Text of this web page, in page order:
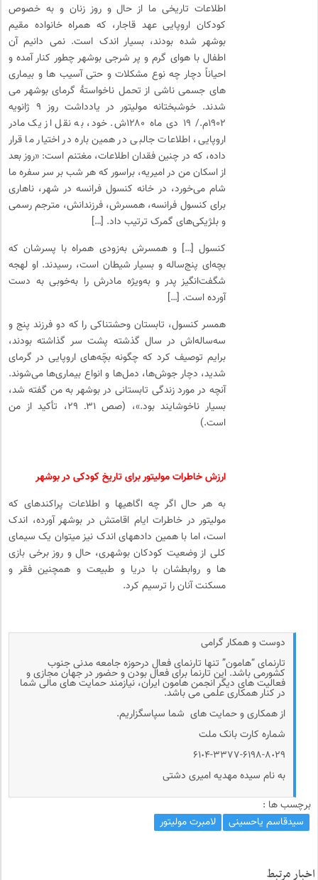
اطلاعات تاریخی ما از حال و روز زنان و به خصوص
کودکان اروپایی عهد قاجار، که همراه خانواده مقیم
بوشهر شده بودند، بسیار اندک است. نمی دانیم آن
اطفال با هوای گرم و پر شرجی بوشهر چطور کنار آمده و
احیاناً دچار چه نوع مشکلات و حتی آسیب ها و بیماری
های جسمی ناشی از تحمل ناخواستۀ گرمای بوشهر می
شدند. خوشبختانه مولیتور در یادداشت روز ۹ ژانویه
۱۹۰۲م./ ۱۹ دی ماه ۱۲۸۰ش. خود، به نقل از یک مادر
اروپایی، اطلاعات جالبی در همین باره در اختیار ما قرار
داده، که در چنین فقدان اطلاعات، مغتنم است: «روز بعد
از اسکان من در امیریه، براسور که هر شب بر سر سفره‌ ما
شام می‌خورد، در خانه کنسول فرانسه در شهر، ناهاری
برای کنسول فرانسه، همسرش، فرزندانش، مترجم رسمی
و بلژیکی‌های گمرک ترتیب داد. […]
کنسول […] و همسرش به‌زودی همراه با پسرشان که
بچه‌ای پنج‌ساله و بسیار شیطان است، رسیدند. او لهجه
شگفت‌انگیز پدر و به‌ویژه مادرش را به‌خوبی به دست
آورده است. […]
همسر کنسول، تابستان وحشتناکی را که دو فرزند پنج و
سه‌ساله‌اش در سال گذشته پشت سر گذاشته بودند،
برایم توصیف کرد که چگونه بچّه‌های اروپایی در گرمای
شدید، دچار جوش‌ها، دمل‌ها و انواع بیماری‌ها می‌شوند.
آنچه در مورد زندگی تابستانی در بوشهر به من گفته شد،
بسیار ناخوشایند بود.»، (صص ۳۱ـ ۲۹، تأکید از من
است.)
ارزش خاطرات مولیتور برای تاریخ کودکی در بوشهر
به­ هر حال اگر چه اگاهی­ها و اطلاعات پراکنده­ای که
مولیتور در خاطرات ایام اقامتش در بوشهر آورده، اندک
است، اما با همین داده­های اندک نیز می­توان یک سیمای
کلی از وضعیت کودکان بوشهری، حال و روز برخی بازی
ها و روابطشان با دریا و طبیعت و همچنین فقر و
مسکنت آنان را ترسیم کرد.
دوست و همکار گرامی
تارنمای “هامون” تنها تارنمای فعال درحوزه جامعه مدنی جنوب
کشورمی باشد. این تارنما برای فعال بودن و حضور در جهان مجازی و
فعالیت های دیگر انجمن هامون ایران، نیازمند حمایت های مالی شما
در کنار همکاری علمی می باشد.
از همکاری و حمایت های شما سپاسگزاریم.
شماره کارت بانک ملت
۶۱٠۴-۳۳۷۷-۶۱۹۸-۸٠۲۹
به نام سیده مهدیه امیری دشتی
برچسب ها :
سیدقاسم یاحسینی
لامبرت مولیتور
اخبار مرتبط